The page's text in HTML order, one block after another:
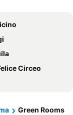
Circeo
Green Rooms